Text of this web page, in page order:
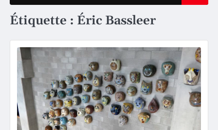
Étiquette : Éric Bassleer